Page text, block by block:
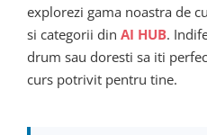
explorezi gama noastra de
si categorii din AI HUB.
drum sau doresti sa iti
curs potrivit pentru tine.